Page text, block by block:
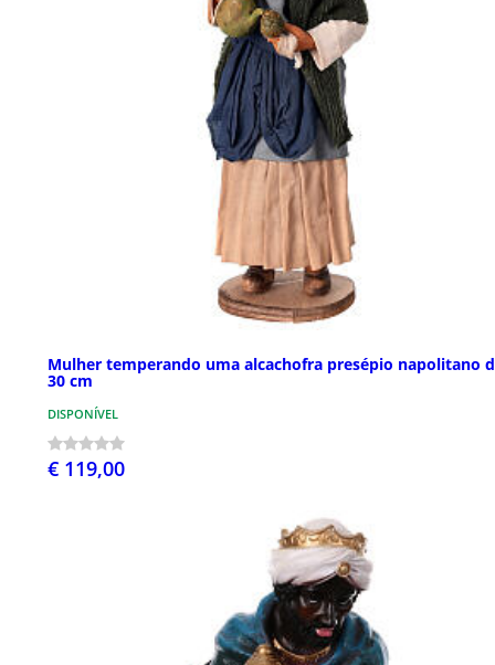
Mulher temperando uma alcachofra presépio napolitano
30 cm
DISPONÍVEL
€ 119,00